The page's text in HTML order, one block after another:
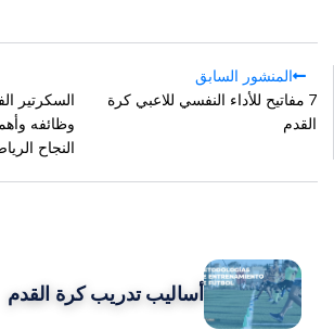
المنشور السابق
7 مفاتيح للأداء النفسي للاعبي كرة
القدم
السكرتير
وظائفه
النجاح
أساليب تدريب كرة القدم